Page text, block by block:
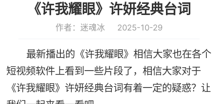
《许我耀眼》许妍经典台词
作者：迷魂冰 2025-10-29
最新播出的《许我耀眼》相信大家也在各个
短视频软件上看到一些片段了，相信大家对于
《许我耀眼》许妍经典台词有着一定的疑惑？让